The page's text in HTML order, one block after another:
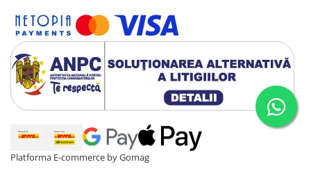
Platforma E-commerce by Gomag